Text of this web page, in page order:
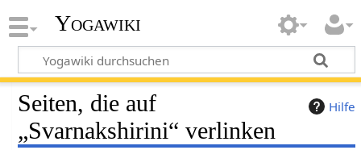
Yogawiki
Hilfe
Seiten, die auf
„Svarnakshirini“ verlinken